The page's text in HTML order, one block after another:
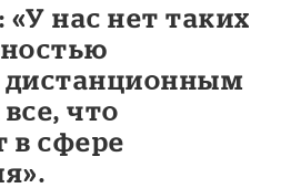
«У нас нет таких
дистанционным
что
в сфере